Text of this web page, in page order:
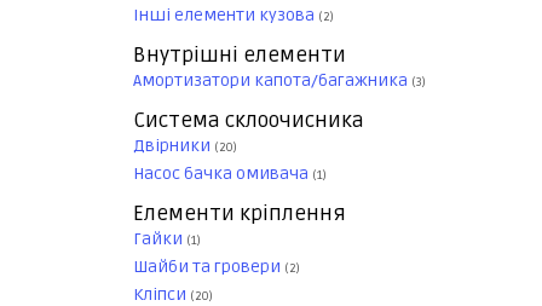
Інші елементи кузова (2)
Внутрішні елементи
Амортизатори капота/багажника (3)
Система склоочисника
Двірники (20)
Насос бачка омивача (1)
Елементи кріплення
Гайки (1)
Шайби та гровери (2)
Кліпси (20)